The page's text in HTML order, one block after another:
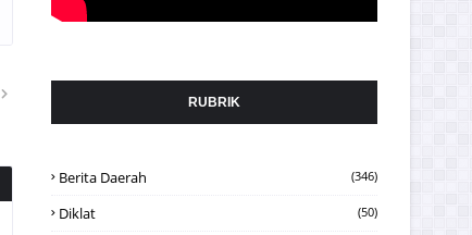
RUBRIK
Berita Daerah (346)
Diklat (50)